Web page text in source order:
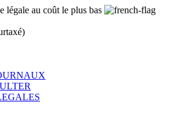
légale au coût le plus bas